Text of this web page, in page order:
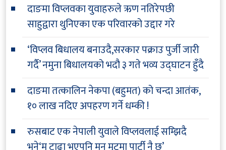
दाङमा विप्लवका युवाहरुले ऋण नतिरेपछी
साहुद्वारा थुनिएका एक परिवारको उद्दार गरे
‘विप्लव बिधालय बनाउदै,सरकार पक्राउ पुर्जी जारी
गर्दै’ नमुना बिधालयको भदौ ३ गते भव्य उद्घाटन हुँदै
दाङमा तत्कालिन नेकपा (बहुमत) को चन्दा आतंक,
१० लाख नदिए अपहरण गर्ने धम्की !
रुसबाट एक नेपाली युवाले विप्लवलाई सम्झिदै